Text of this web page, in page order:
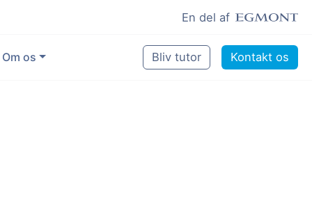
En del af
Om os Bliv tutor Kontakt os